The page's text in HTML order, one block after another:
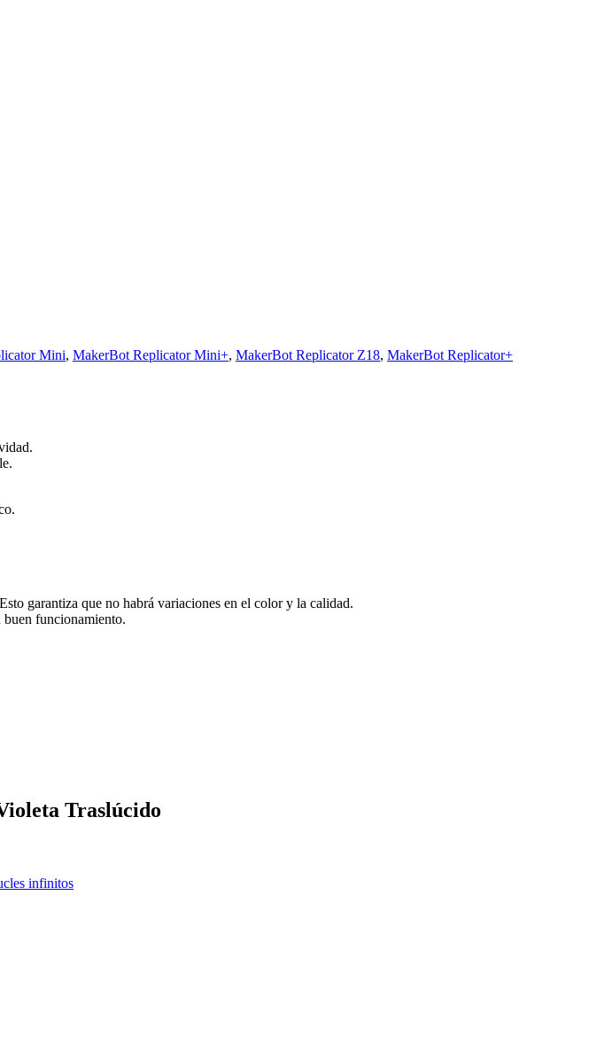
Mini, MakerBot Replicator Mini+, MakerBot Replicator Z18, MakerBot Replicator+
garantiza que no habrá variaciones en el color y la calidad.
buen funcionamiento.
Traslúcido
infinitos